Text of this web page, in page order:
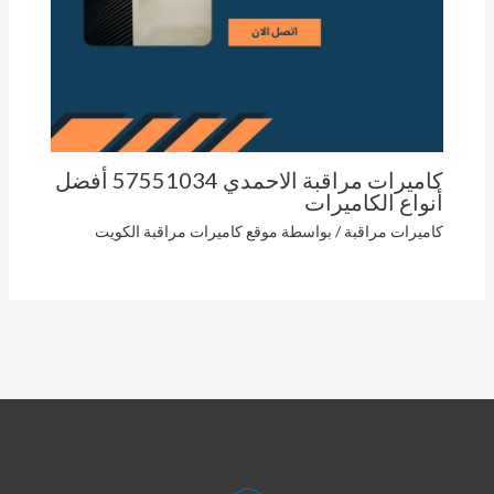
كاميرات مراقبة الاحمدي 57551034 أفضل
أنواع الكاميرات
كاميرات مراقبة / بواسطة موقع كاميرات مراقبة الكويت